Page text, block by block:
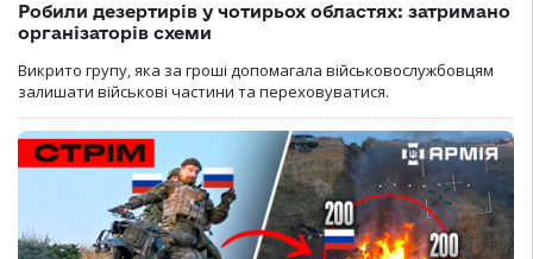
Робили дезертирів у чотирьох областях: затримано
організаторів схеми
Викрито групу, яка за гроші допомагала військовослужбовцям
залишати військові частини та переховуватися.